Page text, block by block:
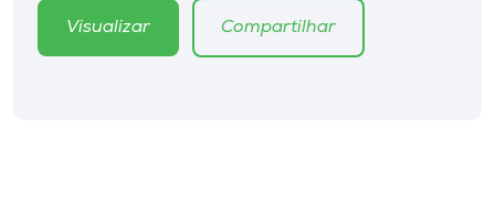
Biblioteca
Visualizar Compartilhar